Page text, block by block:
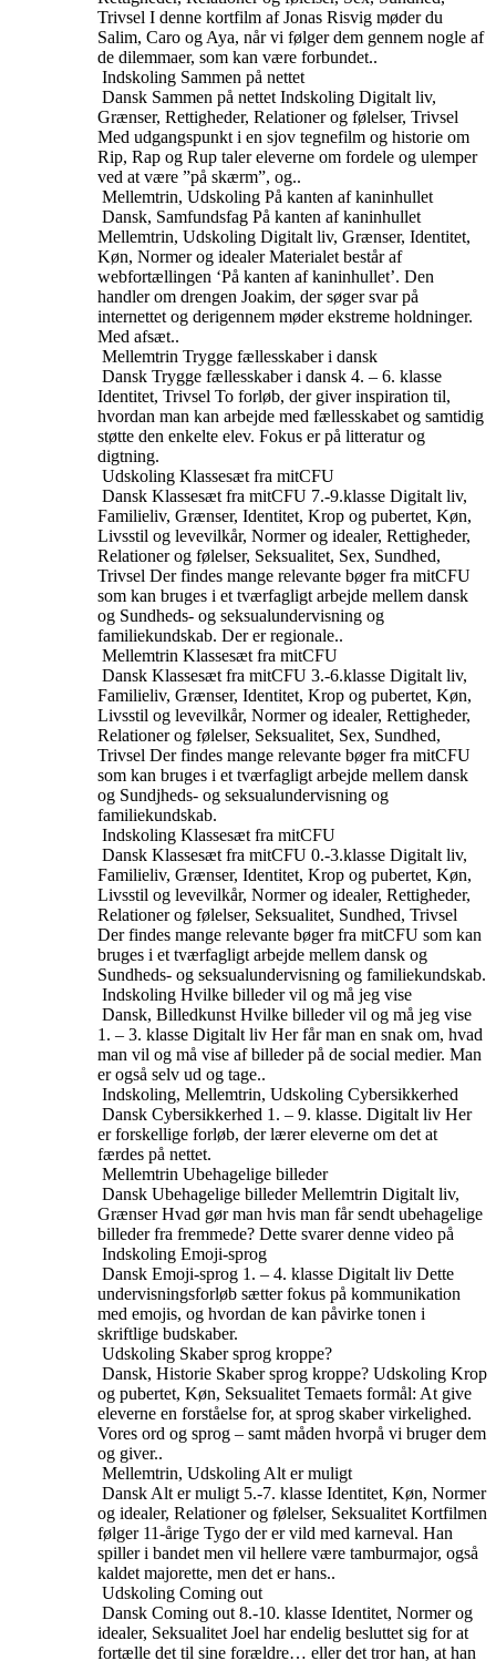
Trivsel I denne kortfilm af Jonas Risvig møder du
Salim, Caro og Aya, når vi følger dem gennem nogle af
de dilemmaer, som kan være forbundet..
Indskoling Sammen på nettet
Dansk Sammen på nettet Indskoling Digitalt liv,
Grænser, Rettigheder, Relationer og følelser, Trivsel
Med udgangspunkt i en sjov tegnefilm og historie om
Rip, Rap og Rup taler eleverne om fordele og ulemper
ved at være ”på skærm”, og..
Mellemtrin, Udskoling På kanten af kaninhullet
Dansk, Samfundsfag På kanten af kaninhullet
Mellemtrin, Udskoling Digitalt liv, Grænser, Identitet,
Køn, Normer og idealer Materialet består af
webfortællingen ‘På kanten af kaninhullet’. Den
handler om drengen Joakim, der søger svar på
internettet og derigennem møder ekstreme holdninger.
Med afsæt..
Mellemtrin Trygge fællesskaber i dansk
Dansk Trygge fællesskaber i dansk 4. – 6. klasse
Identitet, Trivsel To forløb, der giver inspiration til,
hvordan man kan arbejde med fællesskabet og samtidig
støtte den enkelte elev. Fokus er på litteratur og
digtning.
Udskoling Klassesæt fra mitCFU
Dansk Klassesæt fra mitCFU 7.-9.klasse Digitalt liv,
Familieliv, Grænser, Identitet, Krop og pubertet, Køn,
Livsstil og levevilkår, Normer og idealer, Rettigheder,
Relationer og følelser, Seksualitet, Sex, Sundhed,
Trivsel Der findes mange relevante bøger fra mitCFU
som kan bruges i et tværfagligt arbejde mellem dansk
og Sundheds- og seksualundervisning og
familiekundskab. Der er regionale..
Mellemtrin Klassesæt fra mitCFU
Dansk Klassesæt fra mitCFU 3.-6.klasse Digitalt liv,
Familieliv, Grænser, Identitet, Krop og pubertet, Køn,
Livsstil og levevilkår, Normer og idealer, Rettigheder,
Relationer og følelser, Seksualitet, Sex, Sundhed,
Trivsel Der findes mange relevante bøger fra mitCFU
som kan bruges i et tværfagligt arbejde mellem dansk
og Sundjheds- og seksualundervisning og
familiekundskab.
Indskoling Klassesæt fra mitCFU
Dansk Klassesæt fra mitCFU 0.-3.klasse Digitalt liv,
Familieliv, Grænser, Identitet, Krop og pubertet, Køn,
Livsstil og levevilkår, Normer og idealer, Rettigheder,
Relationer og følelser, Seksualitet, Sundhed, Trivsel
Der findes mange relevante bøger fra mitCFU som kan
bruges i et tværfagligt arbejde mellem dansk og
Sundheds- og seksualundervisning og familiekundskab.
Indskoling Hvilke billeder vil og må jeg vise
Dansk, Billedkunst Hvilke billeder vil og må jeg vise
1. – 3. klasse Digitalt liv Her får man en snak om, hvad
man vil og må vise af billeder på de social medier. Man
er også selv ud og tage..
Indskoling, Mellemtrin, Udskoling Cybersikkerhed
Dansk Cybersikkerhed 1. – 9. klasse. Digitalt liv Her
er forskellige forløb, der lærer eleverne om det at
færdes på nettet.
Mellemtrin Ubehagelige billeder
Dansk Ubehagelige billeder Mellemtrin Digitalt liv,
Grænser Hvad gør man hvis man får sendt ubehagelige
billeder fra fremmede? Dette svarer denne video på
Indskoling Emoji-sprog
Dansk Emoji-sprog 1. – 4. klasse Digitalt liv Dette
undervisningsforløb sætter fokus på kommunikation
med emojis, og hvordan de kan påvirke tonen i
skriftlige budskaber.
Udskoling Skaber sprog kroppe?
Dansk, Historie Skaber sprog kroppe? Udskoling Krop
og pubertet, Køn, Seksualitet Temaets formål: At give
eleverne en forståelse for, at sprog skaber virkelighed.
Vores ord og sprog – samt måden hvorpå vi bruger dem
og giver..
Mellemtrin, Udskoling Alt er muligt
Dansk Alt er muligt 5.-7. klasse Identitet, Køn, Normer
og idealer, Relationer og følelser, Seksualitet Kortfilmen
følger 11-årige Tygo der er vild med karneval. Han
spiller i bandet men vil hellere være tamburmajor, også
kaldet majorette, men det er hans..
Udskoling Coming out
Dansk Coming out 8.-10. klasse Identitet, Normer og
idealer, Seksualitet Joel har endelig besluttet sig for at
fortælle det til sine forældre… eller det tror han, at han